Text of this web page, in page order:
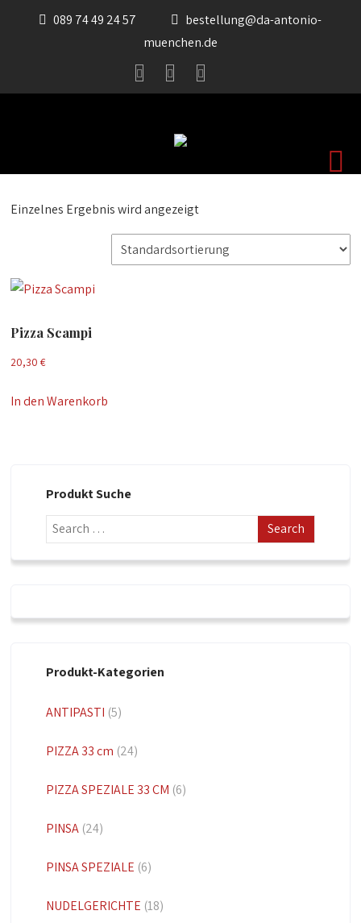
089 74 49 24 57
bestellung@da-antonio-
muenchen.de
Einzelnes Ergebnis wird angezeigt
Pizza Scampi
20,30€
In den Warenkorb
Produkt Suche
Produkt-Kategorien
ANTIPASTI (5)
PIZZA 33 cm (24)
PIZZA SPEZIALE 33 CM (6)
PINSA (24)
PINSA SPEZIALE (6)
NUDELGERICHTE (18)